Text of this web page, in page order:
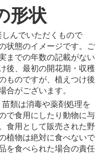
形状
んでいただくもので
状態のイメージです。ご
までの年数の記載がない
後、最初の開花期・収穫
ものですが、植えつけ後
がございます。
類は消毒や薬剤処理を
で食用にしたり動物に与
食用として販売された野
植物は絶対に食べないで
を食べられた場合の責任